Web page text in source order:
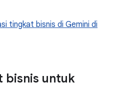
tingkat bisnis di Gemini di
bisnis untuk